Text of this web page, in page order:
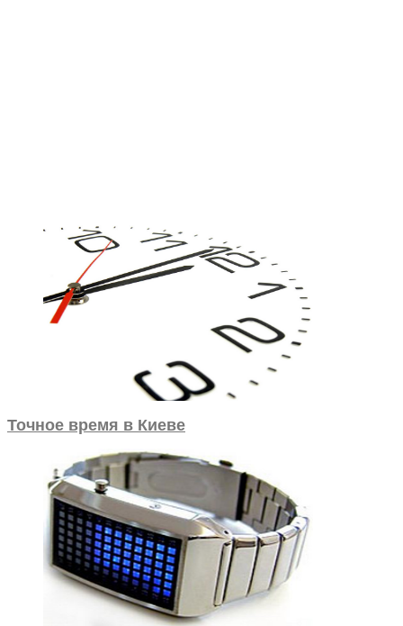
Точное время в Киеве